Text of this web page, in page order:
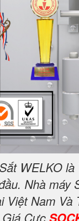
WELKO
Nhà máy
Nam Và
Cực